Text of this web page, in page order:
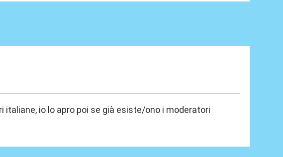
io lo apro poi se già esiste/ono i moderatori